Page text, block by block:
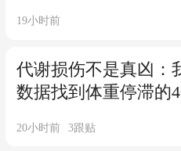
19小时前
代谢损伤不是真凶：
数据找到体重停滞的
20小时前 3跟贴